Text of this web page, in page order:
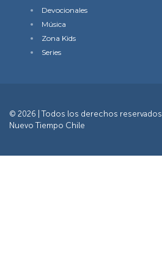
Devocionales
Música
Zona Kids
Series
© 2026 | Todos los derechos reservados
Nuevo Tiempo Chile